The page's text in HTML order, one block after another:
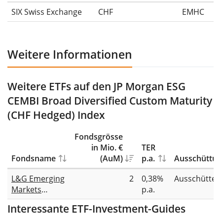
SIX Swiss Exchange
CHF EMHC
Weitere Informationen
Weitere ETFs auf den JP Morgan ESG
CEMBI Broad Diversified Custom Maturity
(CHF Hedged) Index
Fondsname
Fondsgrösse
in Mio. €
(AuM)
TER
p.a.
L&G Emerging
Markets
Corporate
Bond (USD)
2
0,38%
p.a.
Interessante ETF-Investment-Guides